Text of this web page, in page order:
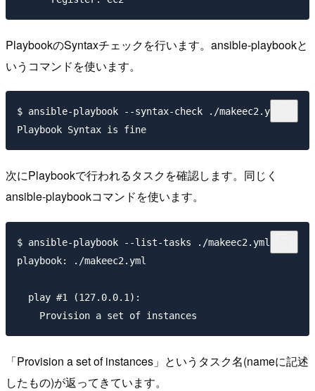
PlaybookのSyntaxチェックを行います。ansible-playbookと
いうコマンドを使います。
$ ansible-playbook --syntax-check ./makeec2.yml
次にPlaybookで行われるタスクを確認します。同じく
ansible-playbookコマンドを使います。
$ ansible-playbook --list-tasks ./makeec2.yml
playbook: ./makeec2.yml
  play #1 (127.0.0.1):
「Provision a set of instances」というタスク名(nameに記述
したもの)が返ってきています。